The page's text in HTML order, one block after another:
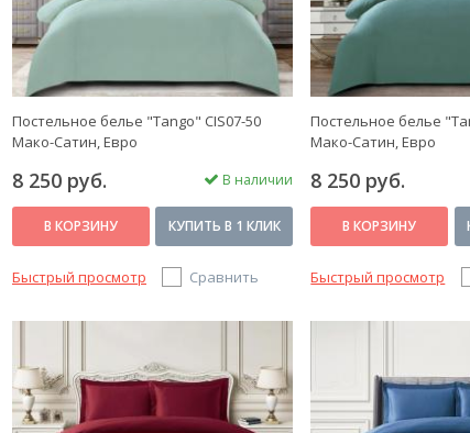
Постельное белье "Tango" CIS07-50
Мако-Сатин, Евро
8 250 руб. В наличии
В КОРЗИНУ КУПИТЬ В 1 КЛИК
Быстрый просмотр Сравнить
Постельное белье
Мако-Сатин, Евро
8 250 руб.
В КОРЗИНУ
Быстрый просмотр